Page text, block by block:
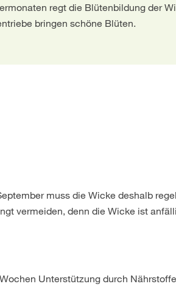
regt die Blütenbildung der
bringen schöne Blüten.
muss die Wicke deshalb
vermeiden, denn die Wicke ist
Unterstützung durch